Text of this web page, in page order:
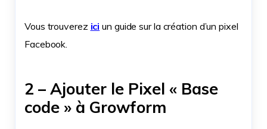
Vous trouverez ici un guide sur la création d’un pixel
Facebook.
2 – Ajouter le Pixel « Base
code » à Growform